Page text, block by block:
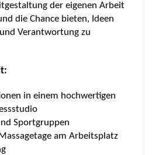
der eigenen Arbeit
die Chance bieten, Ideen
Verantwortung zu
in einem hochwertigen
Sportgruppen
am Arbeitsplatz